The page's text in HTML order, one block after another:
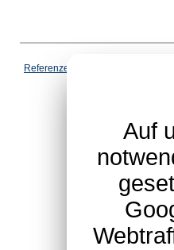
Referenzen
Auf